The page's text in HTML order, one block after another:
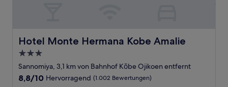
Hotel Monte Hermana Kobe Amalie
Hotel Monte Hermana Kobe Amalie
3.0-
Sterne-
Unterkunft
Sannomiya, 3,1 km von Bahnhof Kōbe Ojikoen entfernt
8.8
8,8/10 Hervorragend (1.002 Bewertungen)